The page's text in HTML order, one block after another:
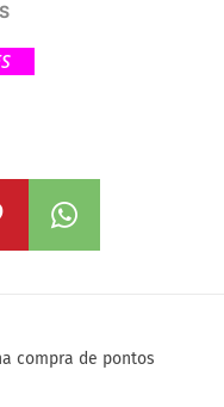
compra de pontos